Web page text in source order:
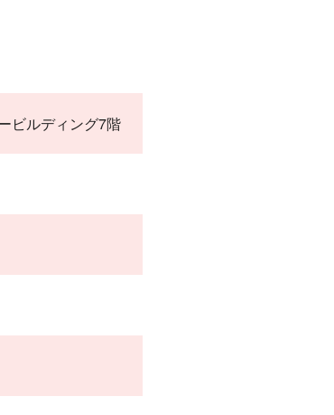
ビルディング7階